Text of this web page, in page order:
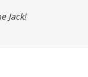
Jack!